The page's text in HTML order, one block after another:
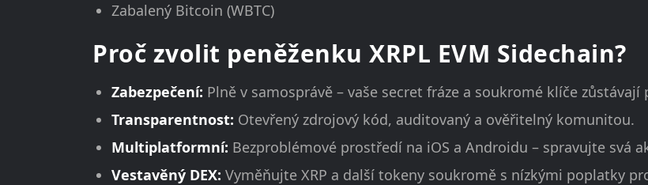
Zabalený Bitcoin (WBTC)
Proč zvolit peněženku XRPL EVM Sidechain?
Zabezpečení: Plně v samosprávě – vaše secret fráze a soukromé klíče
Transparentnost: Otevřený zdrojový kód, auditovaný a ověřitelný komunitou.
Multiplatformní: Bezproblémové prostředí na iOS a Androidu – spravujte svá
Vestavěný DEX: Vyměňujte XRP a další tokeny soukromě s nízkými poplatky